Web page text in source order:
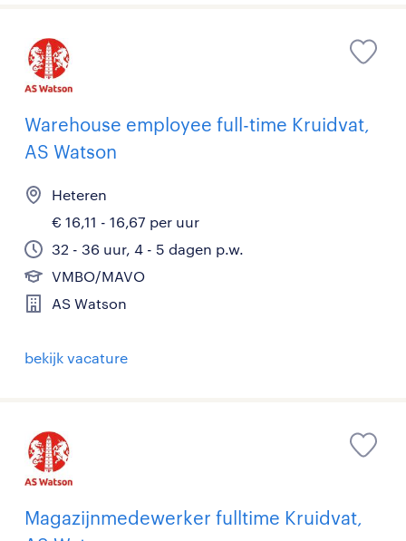
Warehouse employee full-time Kruidvat,
AS Watson
Heteren
€ 16,11 - 16,67 per uur
32 - 36 uur, 4 - 5 dagen p.w.
VMBO/MAVO
AS Watson
bekijk vacature
Magazijnmedewerker fulltime Kruidvat,